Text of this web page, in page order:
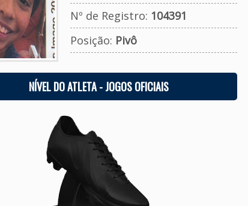
Nº de Registro: 104391
Posição: Pivô
NÍVEL DO ATLETA - JOGOS OFICIAIS